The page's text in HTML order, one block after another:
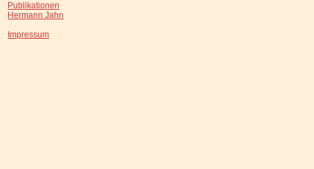
Publikationen
Hermann Jahn
Impressum